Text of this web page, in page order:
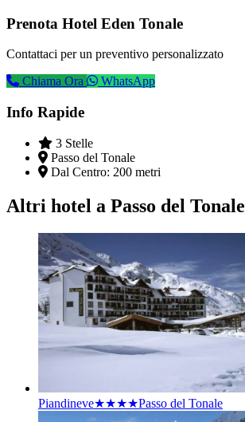
Prenota Hotel Eden Tonale
Contattaci per un preventivo personalizzato
Chiama Ora
WhatsApp
Info Rapide
3 Stelle
Passo del Tonale
Dal Centro: 200 metri
Altri hotel a Passo del Tonale
Piandineve★★★★Passo del Tonale